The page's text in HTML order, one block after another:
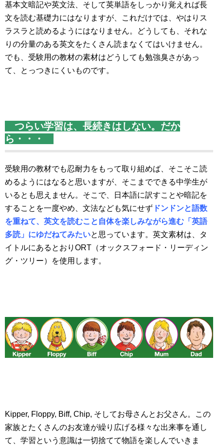
基本文暗記や英文法、そして英単語をしっかり覚えれば長
文を読む基礎力にはなりますが、これだけでは、やはりス
ラスラと読めるようにはなりません。どうしても、それな
りの分量のある英文をたくさん読まなくてはいけません。
でも、受験用の教材の素材はどうしても勉強臭さがあっ
て、とっつきにくいものです。
つらい学習は、長続きはしない。だか
ら・・・
受験用の教材でも忍耐力をもって取り組めば、そこそこ読
めるようにはなると思いますが、そこまでできる中学生が
いるとも思えません。そこで、日本語に訳すことや暗記を
することを一度やめ、文法なども気にせず ドンドンと語数
を重ねて、 英文を読むこと自体を楽しみながら進む「英語
多読」にゆだねてみたいと思っています。英文素材は、タ
イトルにあるとおりORT（オックスフォード・リーディン
グ・ツリー）を使用します。
Kipper, Floppy, Biff, Chip, そしてお母さんとお父さん。この
家族とたくさんのお友達が繰り広げる様々な出来事を通し
て、学習という意識は一切捨てて物語を楽しんでいきま